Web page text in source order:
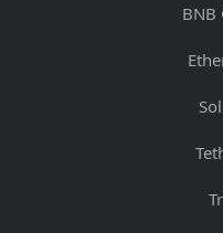
BNB